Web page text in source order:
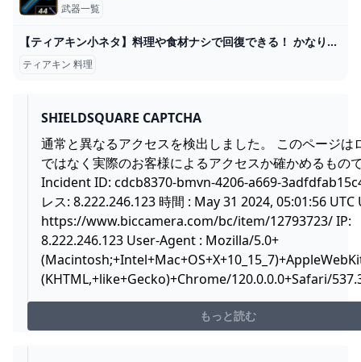
武器一覧
【ティアキン小ネタ】料理や食材ナシで回復できる！ かなり便利な温泉を紹介【ゼルダの伝説】 - GAME Watch
ティアキン 料理
SHIELDSQUARE CAPTCHA
通常と異なるアクセスを検出しました。 このページは
ではなく実際のお客様によるアクセスか確かめるもの
Incident ID: cdcb8370-bmvn-4206-a669-
レス: 8.222.246.123 時間 : May 31 2024, 05:01:56 UTC
https://www.biccamera.com/bc/item/12793723/IP:
8.222.246.123 User-Agent : Mozilla/5.0+
(KHTML,+like+Gecko)+Chrome/120.0.0.0+Safari/
もっと読む